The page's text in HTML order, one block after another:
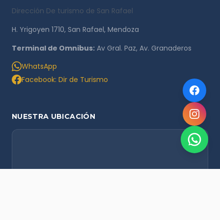
Dirección De turismo de San Rafael
H. Yrigoyen 1710, San Rafael, Mendoza
Terminal de Omnibus: Av Gral. Paz, Av. Granaderos
WhatsApp
Facebook: Dir de Turismo
NUESTRA UBICACIÓN